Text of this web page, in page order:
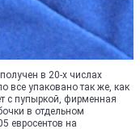
в 20-х числах
все упаковано так же, как
с пупыркой, фирменная
в отдельном
евросентов на